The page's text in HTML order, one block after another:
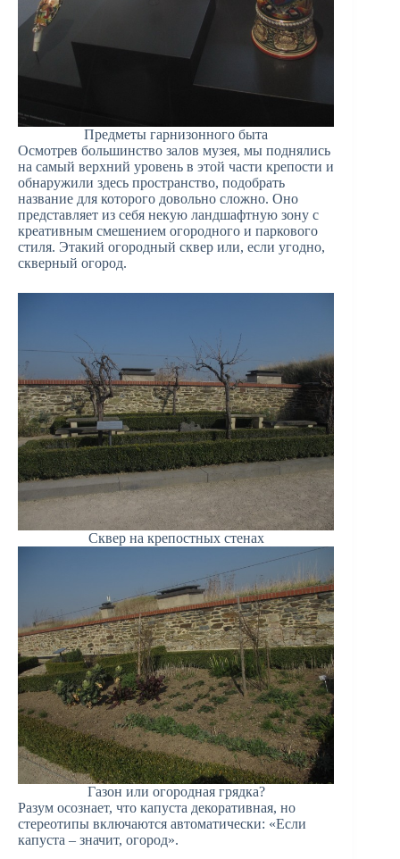
Предметы гарнизонного быта
Осмотрев большинство залов музея, мы поднялись
на самый верхний уровень в этой части крепости и
обнаружили здесь пространство, подобрать
название для которого довольно сложно. Оно
представляет из себя некую ландшафтную зону с
креативным смешением огородного и паркового
стиля. Этакий огородный сквер или, если угодно,
скверный огород.
Сквер на крепостных стенах
Газон или огородная грядка?
Разум осознает, что капуста декоративная, но
стереотипы включаются автоматически: «Если
капуста – значит, огород».